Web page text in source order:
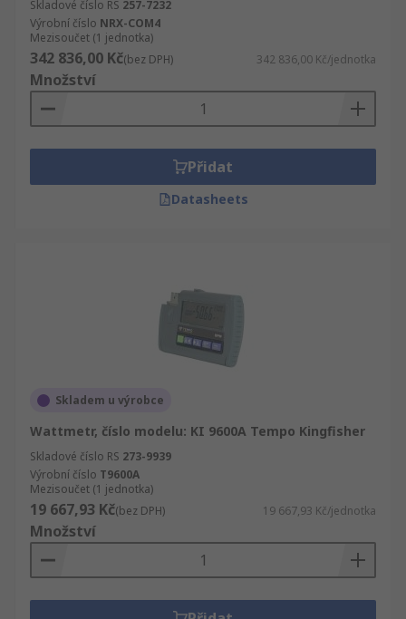
Skladové číslo RS 257-7232
Výrobní číslo NRX-COM4
Mezisoučet (1 jednotka)
342 836,00 Kč(bez DPH) 342 836,00 Kč/jednotka
Množství
Přidat
Datasheets
Skladem u výrobce
Wattmetr, číslo modelu: KI 9600A Tempo Kingfisher
Skladové číslo RS 273-9939
Výrobní číslo T9600A
Mezisoučet (1 jednotka)
19 667,93 Kč(bez DPH) 19 667,93 Kč/jednotka
Množství